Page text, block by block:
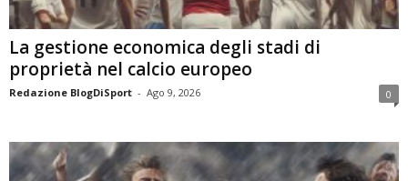
La gestione economica degli stadi di
proprietà nel calcio europeo
Redazione BlogDiSport - Ago 9, 2026 0